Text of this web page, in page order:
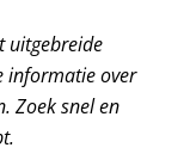
uitgebreide
informatie over
Zoek snel en